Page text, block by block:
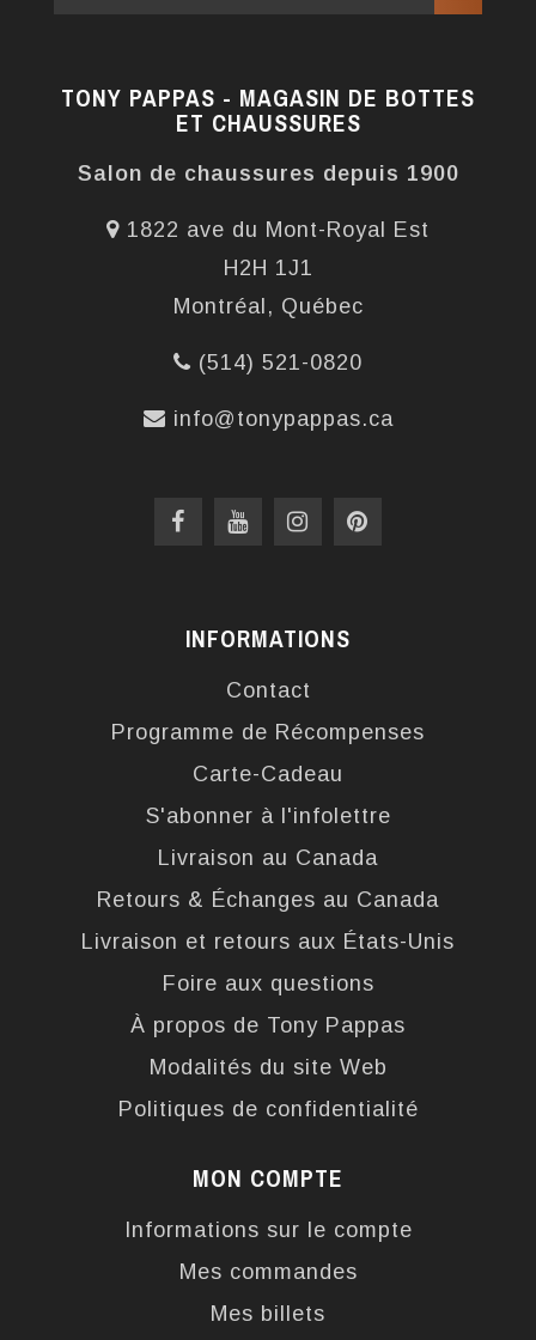
TONY PAPPAS - MAGASIN DE BOTTES
ET CHAUSSURES
Salon de chaussures depuis 1900
1822 ave du Mont-Royal Est
H2H 1J1
Montréal, Québec
(514) 521-0820
info@tonypappas.ca
INFORMATIONS
Contact
Programme de Récompenses
Carte-Cadeau
S'abonner à l'infolettre
Livraison au Canada
Retours & Échanges au Canada
Livraison et retours aux États-Unis
Foire aux questions
À propos de Tony Pappas
Modalités du site Web
Politiques de confidentialité
MON COMPTE
Informations sur le compte
Mes commandes
Mes billets